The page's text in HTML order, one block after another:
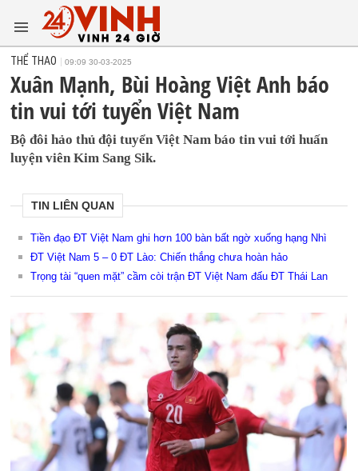
THỂ THAO 09:09 30-03-2025
Xuân Mạnh, Bùi Hoàng Việt Anh báo
tin vui tới tuyển Việt Nam
Bộ đôi hảo thủ đội tuyển Việt Nam báo tin vui tới huấn
luyện viên Kim Sang Sik.
TIN LIÊN QUAN
Tiền đạo ĐT Việt Nam ghi hơn 100 bàn bất ngờ xuống hạng Nhì
ĐT Việt Nam 5 – 0 ĐT Lào: Chiến thắng chưa hoàn hảo
Trọng tài “quen mặt” cầm còi trận ĐT Việt Nam đấu ĐT Thái Lan